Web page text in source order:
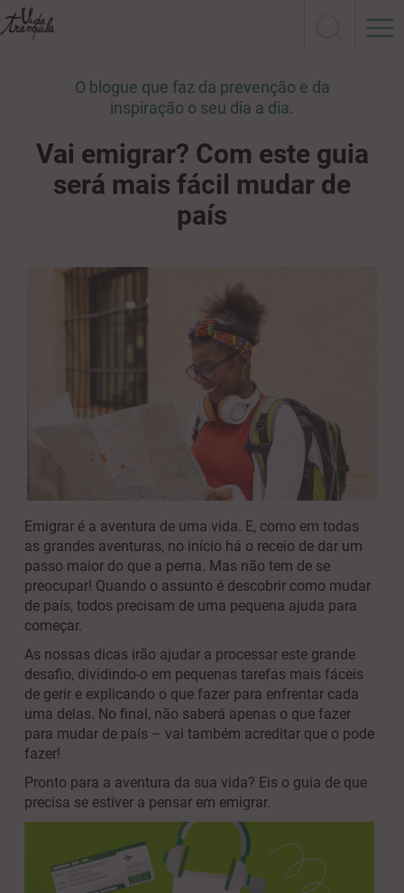
O blogue que faz da prevenção e da
inspiração o seu dia a dia.
Vai emigrar? Com este guia
será mais fácil mudar de
país
Emigrar é a aventura de uma vida. E, como em todas
as grandes aventuras, no início há o receio de dar um
passo maior do que a perna. Mas não tem de se
preocupar! Quando o assunto é descobrir como mudar
de país, todos precisam de uma pequena ajuda para
começar.
As nossas dicas irão ajudar a processar este grande
desafio, dividindo-o em pequenas tarefas mais fáceis
de gerir e explicando o que fazer para enfrentar cada
uma delas. No final, não saberá apenas o que fazer
para mudar de país – vai também acreditar que o pode
fazer!
Pronto para a aventura da sua vida? Eis o guia de que
precisa se estiver a pensar em emigrar.